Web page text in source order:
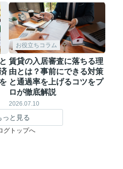
お役立ちコラム
賃貸の入居審査に落ちる理
由とは？事前にできる対策
と通過率を上げるコツをプ
ロが徹底解説
2026.07.10
っと見る
グトップへ